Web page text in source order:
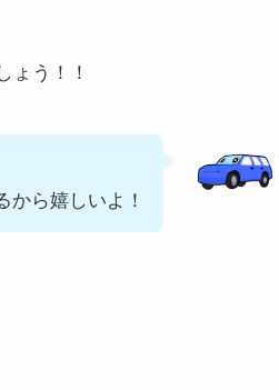
ょう！！
ら嬉しいよ！